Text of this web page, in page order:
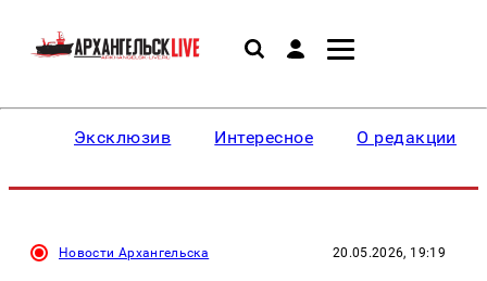
Эксклюзив Интересное О редакции
Новости Архангельска 20.05.2026, 19:19